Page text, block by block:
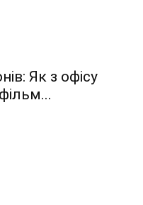
Як з офісу